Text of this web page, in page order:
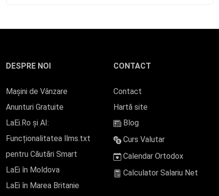
DESPRE NOI
Mașini de Vânzare
Anunturi Gratuite
LaEi.Ro și AI:
Funcționalitatea llms.txt
pentru Căutări Smart
LaEi în Moldova
LaEi în Marea Britanie
CONTACT
Contact
Hartă site
Blog
Curs Valutar
Calendar Ortodox
Calculator Salariu Net